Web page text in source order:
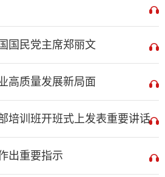
国民党主席郑丽文
高质量发展新局面
培训班开班式上发表重要讲话
出重要指示